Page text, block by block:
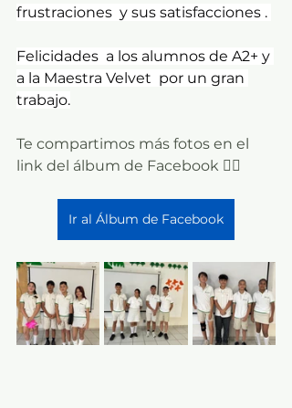
frustraciones  y sus satisfacciones .
Felicidades  a los alumnos de A2+ y
a la Maestra Velvet  por un gran
trabajo.
Te compartimos más fotos en el
link del álbum de Facebook 👇🏼
Ir al Álbum de Facebook